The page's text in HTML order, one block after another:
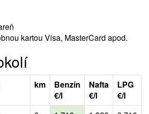
kartou Visa, MasterCard apod.
km
Benzín
€/l
Nafta
€/l
LPG
€/l